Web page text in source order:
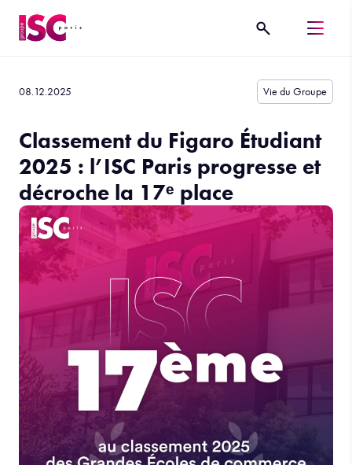
08.12.2025 Vie du Groupe
Classement du Figaro Étudiant
2025 : l’ISC Paris progresse et
décroche la 17ᵉ place